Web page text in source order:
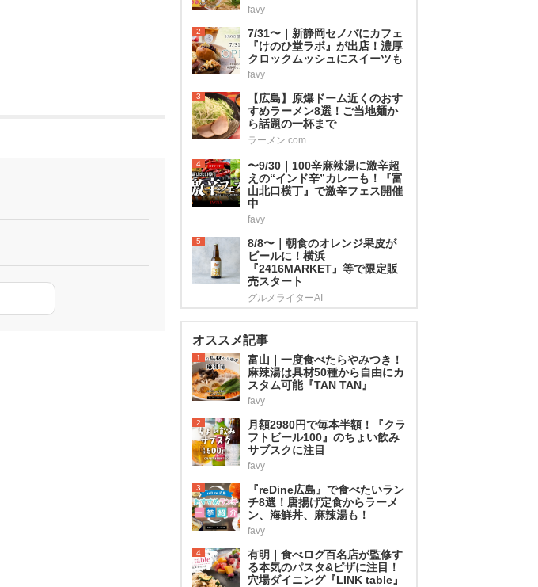
favy
2
7/31〜｜新静岡セノバにカフェ
『けのひ堂ラボ』が出店！濃厚
クロックムッシュにスイーツも
favy
3
【広島】原爆ドーム近くのおす
すめラーメン8選！ご当地麺か
ら話題の一杯まで
ラーメン.com
4
〜9/30｜100辛麻辣湯に激辛超
えの“インド辛”カレーも！『富
山北口横丁』で激辛フェス開催
中
favy
5
8/8〜｜朝食のオレンジ果皮が
ビールに！横浜
『2416MARKET』等で限定販
売スタート
グルメライターAI
オススメ記事
1
富山｜一度食べたらやみつき！
麻辣湯は具材50種から自由にカ
スタム可能『TAN TAN』
favy
2
月額2980円で毎本半額！『クラ
フトビール100』のちょい飲み
サブスクに注目
favy
3
『reDine広島』で食べたいラン
チ8選！唐揚げ定食からラーメ
ン、海鮮丼、麻辣湯も！
favy
4
有明｜食べログ百名店が監修す
る本気のパスタ&ピザに注目！
穴場ダイニング『LINK table』